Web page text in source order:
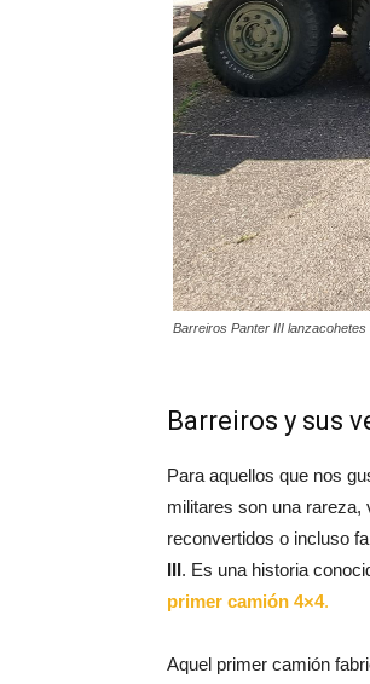
Barreiros Panter III lanzacohetes
Barreiros y sus
Para aquellos que nos
militares son una rareza,
reconvertidos o incluso
III. Es una historia
primer camión 4×4.
Aquel primer camión